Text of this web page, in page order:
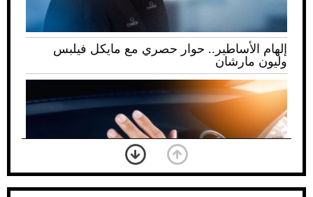
إلهام الأساطير.. حوار حصري مع مايكل فيلبس
وليون مارشان